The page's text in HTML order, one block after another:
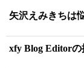
矢沢えみきちは
xfy Blog Editor